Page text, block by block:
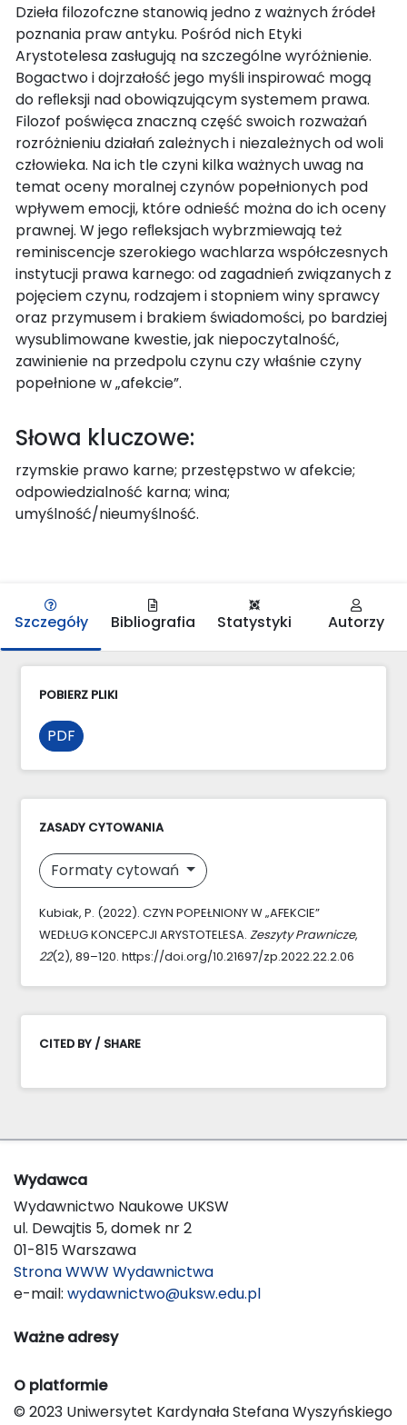
Dzieła filozofczne stanowią jedno z ważnych źródeł
poznania praw antyku. Pośród nich Etyki
Arystotelesa zasługują na szczególne wyróżnienie.
Bogactwo i dojrzałość jego myśli inspirować mogą
do reﬂeksji nad obowiązującym systemem prawa.
Filozof poświęca znaczną część swoich rozważań
rozróżnieniu działań zależnych i niezależnych od woli
człowieka. Na ich tle czyni kilka ważnych uwag na
temat oceny moralnej czynów popełnionych pod
wpływem emocji, które odnieść można do ich oceny
prawnej. W jego reﬂeksjach wybrzmiewają też
reminiscencje szerokiego wachlarza współczesnych
instytucji prawa karnego: od zagadnień związanych z
pojęciem czynu, rodzajem i stopniem winy sprawcy
oraz przymusem i brakiem świadomości, po bardziej
wysublimowane kwestie, jak niepoczytalność,
zawinienie na przedpolu czynu czy właśnie czyny
popełnione w „afekcie”.
Słowa kluczowe:
rzymskie prawo karne; przestępstwo w afekcie;
odpowiedzialność karna; wina;
umyślność/nieumyślność.
Szczegóły Bibliografia Statystyki Autorzy
POBIERZ PLIKI
PDF
ZASADY CYTOWANIA
Formaty cytowań
Kubiak, P. (2022). CZYN POPEŁNIONY W „AFEKCIE”
WEDŁUG KONCEPCJI ARYSTOTELESA. Zeszyty Prawnicze,
22(2), 89–120. https://doi.org/10.21697/zp.2022.22.2.06
CITED BY / SHARE
Wydawca
Wydawnictwo Naukowe UKSW
ul. Dewajtis 5, domek nr 2
01-815 Warszawa
Strona WWW Wydawnictwa
e-mail: wydawnictwo@uksw.edu.pl
Ważne adresy
O platformie
© 2023 Uniwersytet Kardynała Stefana Wyszyńskiego